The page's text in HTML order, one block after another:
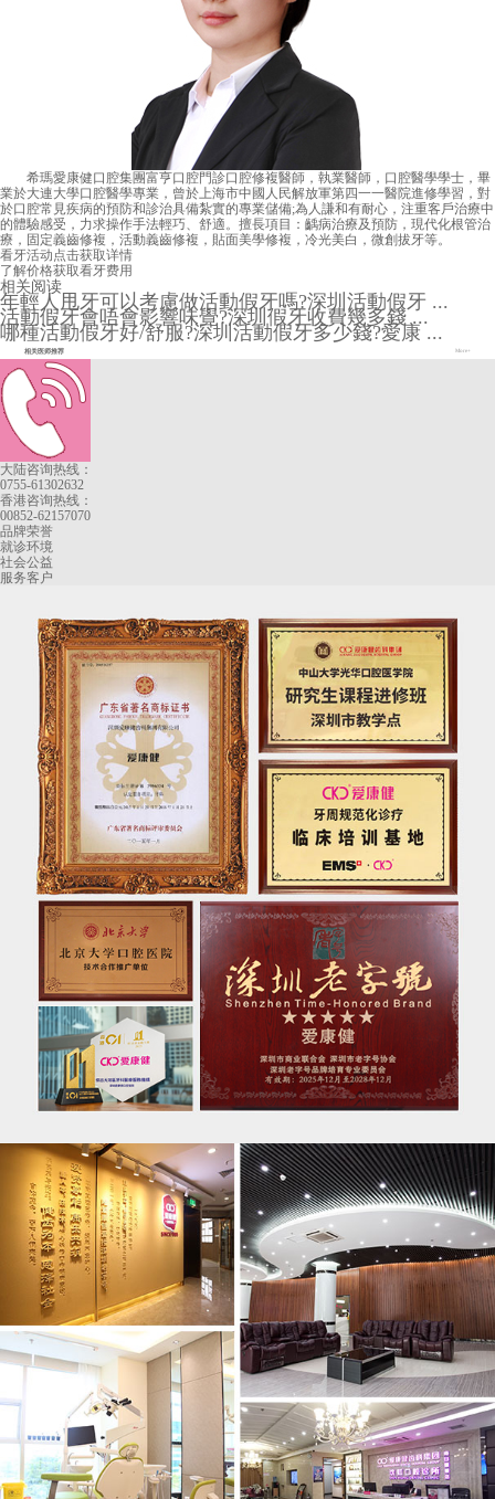
希瑪愛康健口腔集團富亨口腔門診口腔修複醫師，執業醫師，口腔醫學學士，畢
業於大連大學口腔醫學專業，曾於上海市中國人民解放軍第四一一醫院進修學習，對
於口腔常見疾病的預防和診治具備紮實的專業儲備;為人謙和有耐心，注重客戶治療中
的體驗感受，力求操作手法輕巧、舒適。擅長項目：齲病治療及預防，現代化根管治
療，固定義齒修複，活動義齒修複，貼面美學修複，冷光美白，微創拔牙等。
看牙活动点击获取详情
了解价格获取看牙费用
相关阅读
年輕人甩牙可以考慮做活動假牙嗎?深圳活動假牙 ...
活動假牙會唔會影響味覺?深圳假牙收費幾多錢 ...
哪種活動假牙好/舒服?深圳活動假牙多少錢?愛康 ...
相关医师推荐 More+
大陆咨询热线：
0755-61302632
香港咨询热线：
00852-62157070
品牌荣誉
就诊环境
社会公益
服务客户